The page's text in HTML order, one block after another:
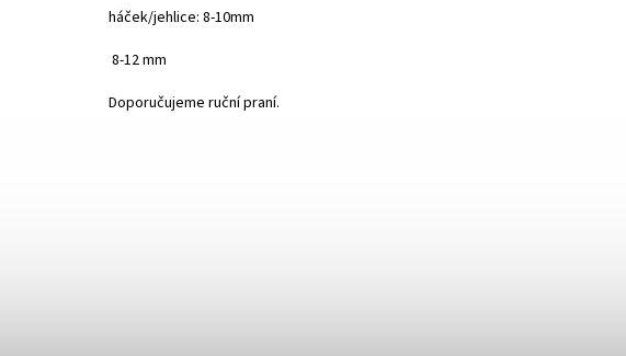
háček/jehlice: 8-10mm
8-12 mm
Doporučujeme ruční praní.